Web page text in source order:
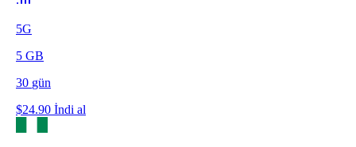
5G
5 GB
30 gün
$24.90 İndi al